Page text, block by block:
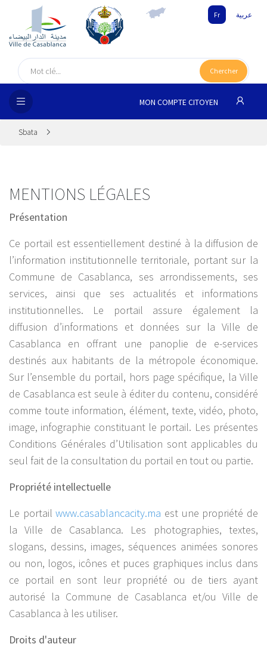
MÉDIA
Fr عربية
Chercher
MON COMPTE CITOYEN
Sbata
MENTIONS LÉGALES
Présentation
Ce portail est essentiellement destiné à la diffusion de
l’information institutionnelle territoriale, portant sur la
Commune de Casablanca, ses arrondissements, ses
services, ainsi que ses actualités et informations
institutionnelles. Le portail assure également la
diffusion d’informations et données sur la Ville de
Casablanca en offrant une panoplie de e-services
destinés aux habitants de la métropole économique.
Sur l’ensemble du portail, hors page spécifique, la Ville
de Casablanca est seule à éditer du contenu, considéré
comme toute information, élément, texte, vidéo, photo,
image, infographie constituant le portail. Les présentes
Conditions Générales d’Utilisation sont applicables du
seul fait de la consultation du portail en tout ou partie.
Propriété intellectuelle
Le portailwww.casablancacity.ma est une propriété de
la Ville de Casablanca. Les photographies, textes,
slogans, dessins, images, séquences animées sonores
ou non, logos, icônes et puces graphiques inclus dans
ce portail en sont leur propriété ou de tiers ayant
autorisé la Commune de Casablanca et/ou Ville de
Casablanca à les utiliser.
Droits d'auteur